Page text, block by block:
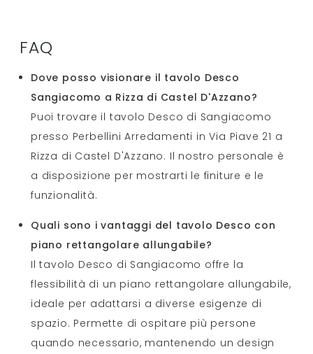
FAQ
Dove posso visionare il tavolo Desco
Sangiacomo a Rizza di Castel D'Azzano?
Puoi trovare il tavolo Desco di Sangiacomo
presso Perbellini Arredamenti in Via Piave 21 a
Rizza di Castel D'Azzano. Il nostro personale è
a disposizione per mostrarti le finiture e le
funzionalità.
Quali sono i vantaggi del tavolo Desco con
piano rettangolare allungabile?
Il tavolo Desco di Sangiacomo offre la
flessibilità di un piano rettangolare allungabile,
ideale per adattarsi a diverse esigenze di
spazio. Permette di ospitare più persone
quando necessario, mantenendo un design